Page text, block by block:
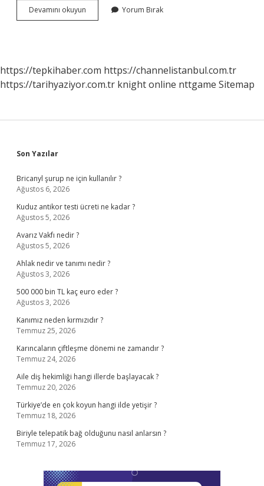
Devamını okuyun Osmanlı
Devletinin
Hangi
Şehirde
Yorum Bırak
https://tepkihaber.com https://channelistanbul.com.tr
https://tarihyaziyor.com.tr knight online nttgame Sitemap
Sidebar
Son Yazılar
Bricanyl şurup ne için kullanılır ?
Ağustos 6, 2026
Kuduz antikor testi ücreti ne kadar ?
Ağustos 5, 2026
Avarız Vakfı nedir ?
Ağustos 5, 2026
Ahlak nedir ve tanımı nedir ?
Ağustos 3, 2026
500 000 bin TL kaç euro eder ?
Ağustos 3, 2026
Kanımız neden kırmızıdır ?
Temmuz 25, 2026
Karıncaların çiftleşme dönemi ne zamandır ?
Temmuz 24, 2026
Aile diş hekimliği hangi illerde başlayacak ?
Temmuz 20, 2026
Türkiye’de en çok koyun hangi ilde yetişir ?
Temmuz 18, 2026
Biriyle telepatik bağ olduğunu nasıl anlarsın ?
Temmuz 17, 2026